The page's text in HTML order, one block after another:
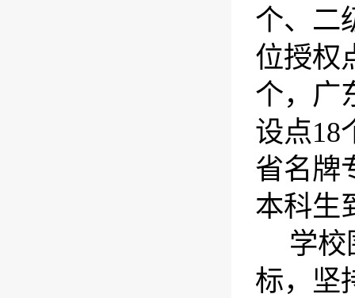
个、二
位授权
个，广
设点18
省名牌
本科生
学校
标，坚